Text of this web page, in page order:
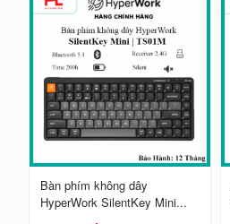
Bàn phím không dây
HyperWork SilentKey Mini...